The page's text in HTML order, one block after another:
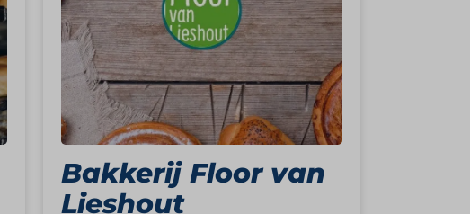
Bakkerij Floor van
Lieshout